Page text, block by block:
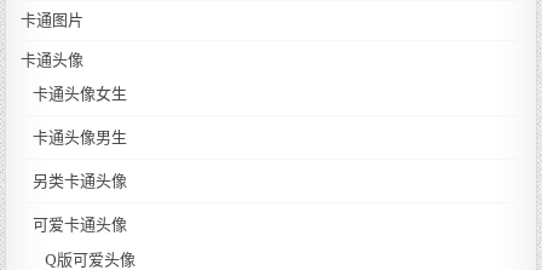
卡通图片
卡通头像
卡通头像女生
卡通头像男生
另类卡通头像
可爱卡通头像
Q版可爱头像